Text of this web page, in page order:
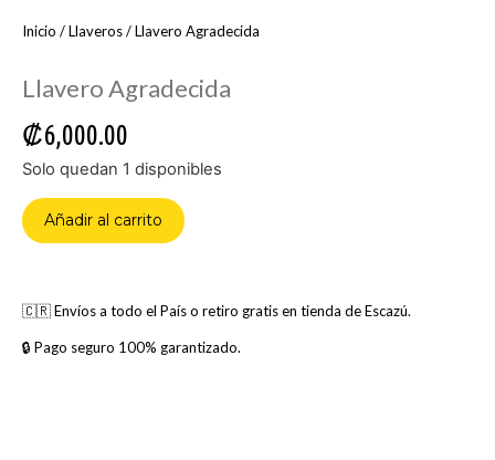
Inicio /Llaveros/ Llavero Agradecida
Llavero Agradecida
₡6,000.00
Solo quedan 1 disponibles
Añadir al carrito
🇨🇷 Envíos a todo el País o retiro gratis en tienda de Escazú.
🔒 Pago seguro 100% garantizado.